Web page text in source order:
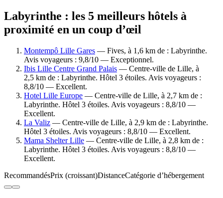
Labyrinthe : les 5 meilleurs hôtels à
proximité en un coup d’œil
Montempô Lille Gares — Fives, à 1,6 km de : Labyrinthe.
Avis voyageurs : 9,8/10 — Exceptionnel.
Ibis Lille Centre Grand Palais — Centre-ville de Lille, à
2,5 km de : Labyrinthe. Hôtel 3 étoiles. Avis voyageurs :
8,8/10 — Excellent.
Hotel Lille Europe — Centre-ville de Lille, à 2,7 km de :
Labyrinthe. Hôtel 3 étoiles. Avis voyageurs : 8,8/10 —
Excellent.
La Valiz — Centre-ville de Lille, à 2,9 km de : Labyrinthe.
Hôtel 3 étoiles. Avis voyageurs : 8,8/10 — Excellent.
Mama Shelter Lille — Centre-ville de Lille, à 2,8 km de :
Labyrinthe. Hôtel 3 étoiles. Avis voyageurs : 8,8/10 —
Excellent.
RecommandésPrix (croissant)DistanceCatégorie d’hébergement